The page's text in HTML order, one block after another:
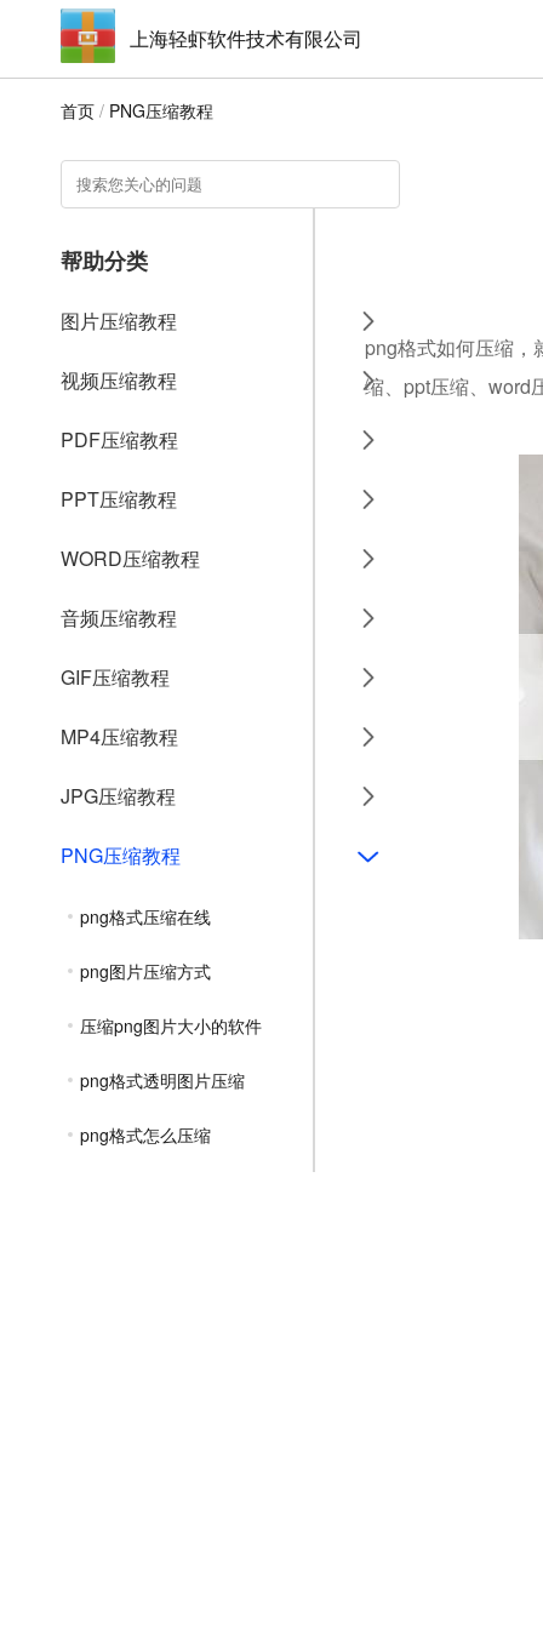
上海轻虾软件技术有限公司
首页 / PNG压缩教程
帮助分类
图片压缩教程
视频压缩教程
PDF压缩教程
PPT压缩教程
WORD压缩教程
音频压缩教程
GIF压缩教程
MP4压缩教程
JPG压缩教程
PNG压缩教程
png格式压缩在线
png图片压缩方式
压缩png图片大小的软件
png格式透明图片压缩
png格式怎么压缩
png格式如何压缩，
缩、ppt压缩、word